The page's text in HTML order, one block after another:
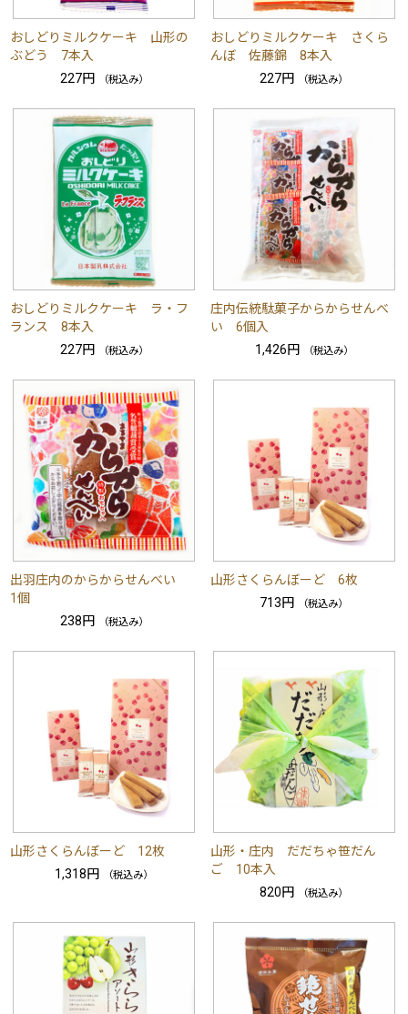
おしどりミルクケーキ 山形の
ぶどう 7本入
227円
（税込み）
おしどりミルクケーキ さくら
んぼ 佐藤錦 8本入
227円
（税込み）
おしどりミルクケーキ ラ・フ
ランス 8本入
227円
（税込み）
庄内伝統駄菓子からからせんべ
い 6個入
1,426円
（税込み）
出羽庄内のからからせんべい
1個
238円
（税込み）
山形さくらんぼーど 6枚
713円
（税込み）
山形さくらんぼーど 12枚
1,318円
（税込み）
山形・庄内 だだちゃ笹だん
ご 10本入
820円
（税込み）